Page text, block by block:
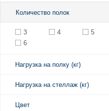
Количество полок
3 4
5
6
Нагрузка на полку (кг)
Нагрузка на стеллаж (кг)
Цвет